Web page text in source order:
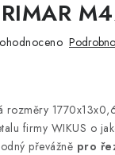
rozměry
firmy WIKUS o
převážně pro